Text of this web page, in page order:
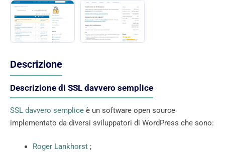
Descrizione
Descrizione di SSL davvero semplice
SSL davvero semplice è un software open source
implementato da diversi sviluppatori di WordPress che sono:
Roger Lankhorst ;